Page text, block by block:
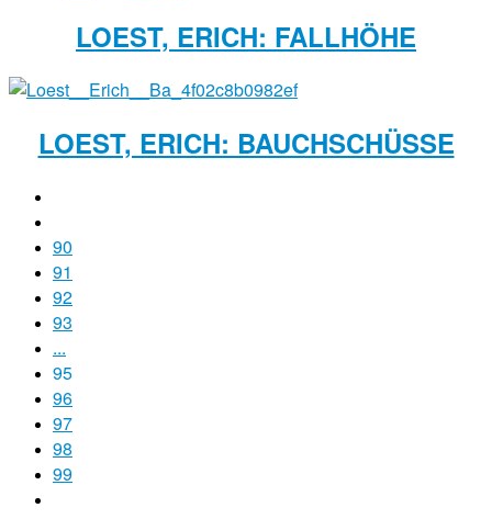
LOEST, ERICH: FALLHÖHE
LOEST, ERICH: BAUCHSCHÜSSE
90
91
92
93
...
95
96
97
98
99